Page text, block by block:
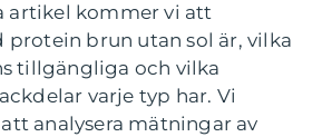
artikel kommer vi att
protein brun utan sol är, vilka
tillgängliga och vilka
varje typ har. Vi
analysera mätningar av